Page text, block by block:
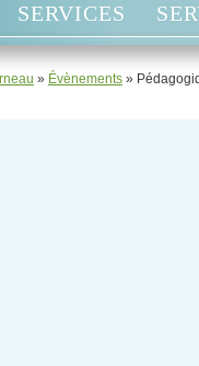
SERVICES
» Évènements »